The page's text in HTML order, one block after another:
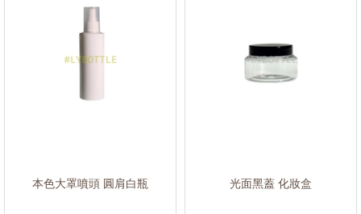
本色大罩噴頭 圓肩白瓶 光面黑蓋 化妝盒